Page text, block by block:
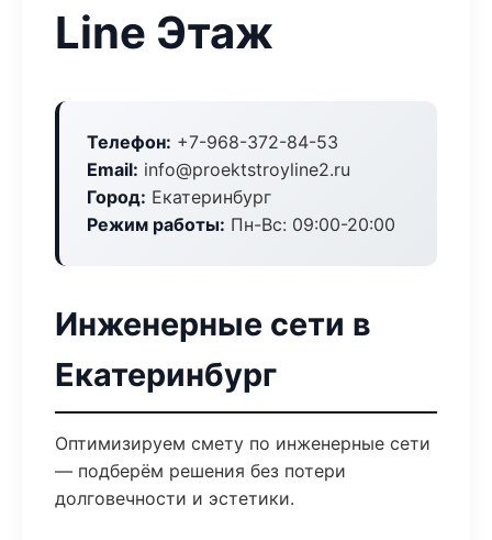
Line Этаж
Телефон: +7-968-372-84-53
Email: info@proektstroyline2.ru
Город: Екатеринбург
Режим работы: Пн-Вс: 09:00-20:00
Инженерные сети в
Екатеринбург
Оптимизируем смету по инженерные сети
— подберём решения без потери
долговечности и эстетики.